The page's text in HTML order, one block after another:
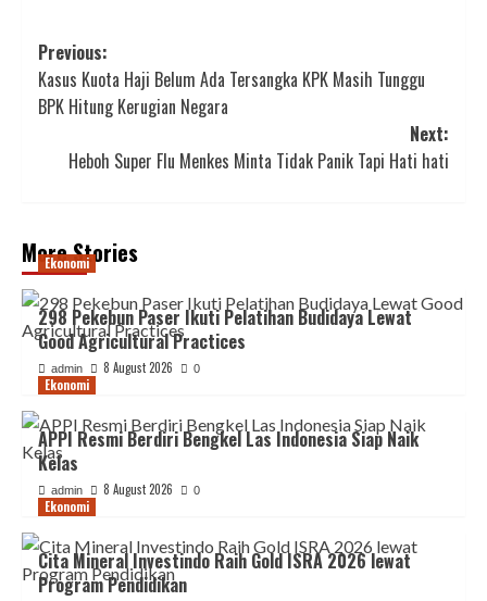
Post
navigation
Previous:
Kasus Kuota Haji Belum Ada Tersangka KPK Masih Tunggu
BPK Hitung Kerugian Negara
Next:
Heboh Super Flu Menkes Minta Tidak Panik Tapi Hati hati
More Stories
Ekonomi
298 Pekebun Paser Ikuti Pelatihan Budidaya Lewat
Good Agricultural Practices
admin 8 August 2026 0
Ekonomi
APPI Resmi Berdiri Bengkel Las Indonesia Siap Naik
Kelas
admin 8 August 2026 0
Ekonomi
Cita Mineral Investindo Raih Gold ISRA 2026 lewat
Program Pendidikan